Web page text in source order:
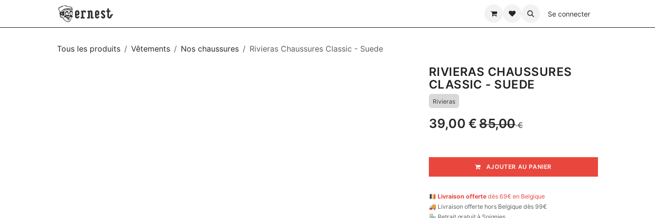
SE RENDRE AU CONTENU
Se connecter
Tous les produits Vêtements Nos chaussures Rivieras Chaussures Classic - Suede
RIVIERAS CHAUSSURES
CLASSIC - SUEDE
Rivieras
39,00 € 85,00€
AJOUTER AU PANIER
🇧🇪 Livraison offerte dès 69€ en Belgique
🚚 Livraison offerte hors Belgique dès 99€